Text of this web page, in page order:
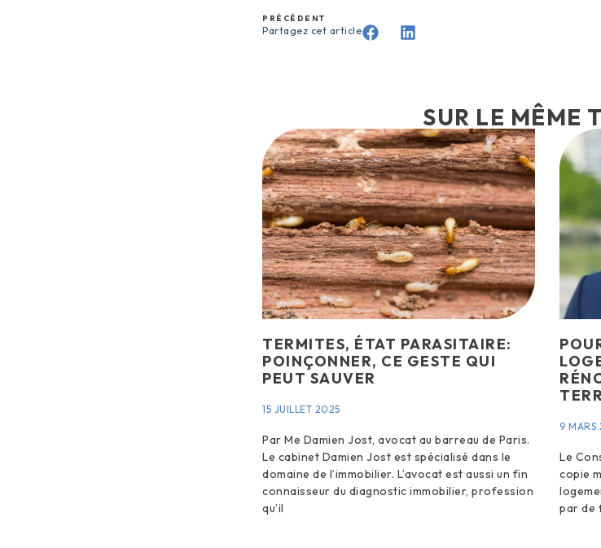
PRÉCÉDENT
Partagez cet article
SUR LE MÊME
TERMITES, ÉTAT PARASITAIRE:
POINÇONNER, CE GESTE QUI
PEUT SAUVER
15 JUILLET 2025
Par Me Damien Jost, avocat au barreau de Paris.
Le cabinet Damien Jost est spécialisé dans le
domaine de l’immobilier. L’avocat est aussi un fin
connaisseur du diagnostic immobilier, profession
qu’il
9 MARS
Le
copie
par de